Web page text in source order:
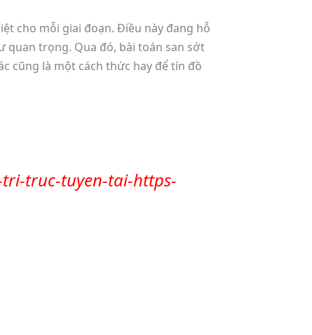
cho mỗi giai đoạn. Điều này đang hỗ
trọng. Qua đó, bài toán san sớt
cũng là một cách thức hay để tín đồ
truc-tuyen-tai-https-